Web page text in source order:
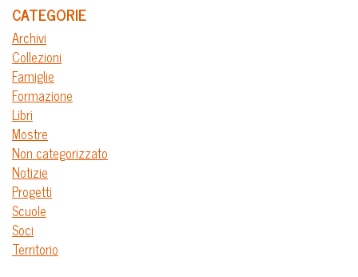
CATEGORIE
Archivi
Collezioni
Famiglie
Formazione
Libri
Mostre
Non categorizzato
Notizie
Progetti
Scuole
Soci
Territorio